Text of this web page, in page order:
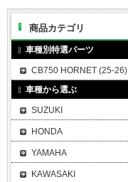
商品カテゴリ
車種別特選パーツ
CB750 HORNET (25-26)
車種から選ぶ
SUZUKI
HONDA
YAMAHA
KAWASAKI